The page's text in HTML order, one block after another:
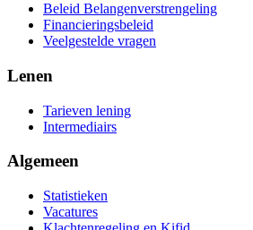
Beleid Belangenverstrengeling
Financieringsbeleid
Veelgestelde vragen
Lenen
Tarieven lening
Intermediairs
Algemeen
Statistieken
Vacatures